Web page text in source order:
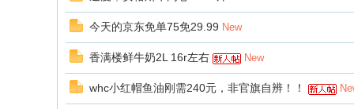
今天的京东免单75免29.99 New
香满楼鲜牛奶2L 16r左右 New
whc小红帽鱼油刚需240元，非官旗自辨！！